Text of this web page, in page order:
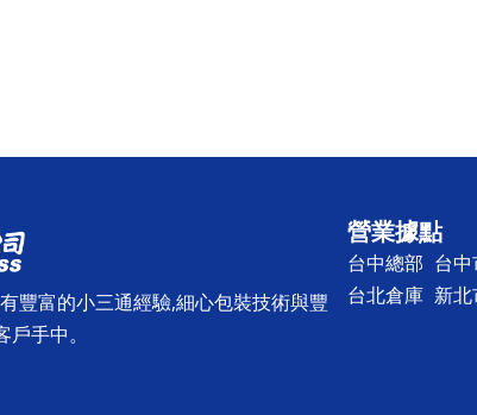
豐富的小三通經驗,細心包裝技術與豐
手中。
營業據點
台中總部 台
台北倉庫 新